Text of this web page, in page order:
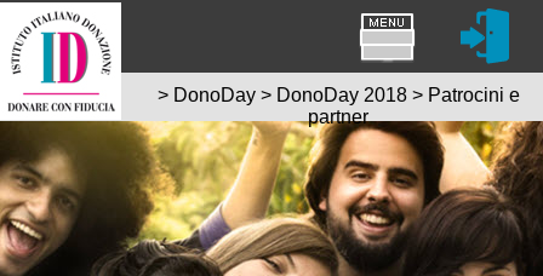
> DonoDay > DonoDay 2018 > Patrocini e
partner